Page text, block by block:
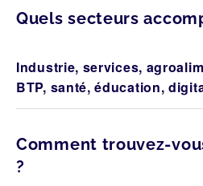
Quels secteurs
Industrie, services,
BTP, santé, éducation,
Comment trouvez-
?